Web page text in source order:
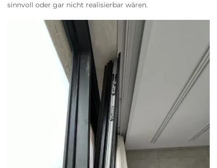
sinnvoll oder gar nicht realisierbar wären.